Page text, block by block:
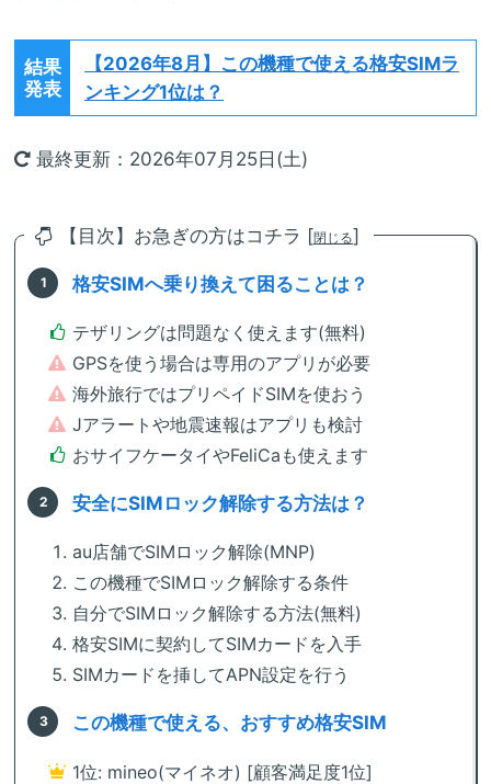
結果
発表
【2026年8月】 この機種で使える格安SIMラ
ンキング1位は？
最終更新：2026年07月25日(土)
【目次】お急ぎの方はコチラ [閉じる]
格安SIMへ乗り換えて困ることは？
テザリングは問題なく使えます(無料)
GPSを使う場合は専用のアプリが必要
海外旅行ではプリペイドSIMを使おう
Jアラートや地震速報はアプリも検討
おサイフケータイやFeliCaも使えます
安全にSIMロック解除する方法は？
au店舗でSIMロック解除(MNP)
この機種でSIMロック解除する条件
自分でSIMロック解除する方法(無料)
格安SIMに契約してSIMカードを入手
SIMカードを挿してAPN設定を行う
この機種で使える、おすすめ格安SIM
1位: mineo(マイネオ) [顧客満足度1位]